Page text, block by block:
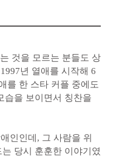
것을 모르는 분들도 상
년 열애를 시작해 6
를 한 스타 커플 중에도
습을 보이면서 칭찬을
인인데, 그 사람을 위
당시 훈훈한 이야기였